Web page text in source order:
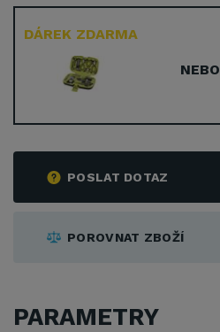
POSLAT DOTAZ
POROVNAT ZBOŽÍ
DÁREK ZDARMA
NEBO
PARAMETRY